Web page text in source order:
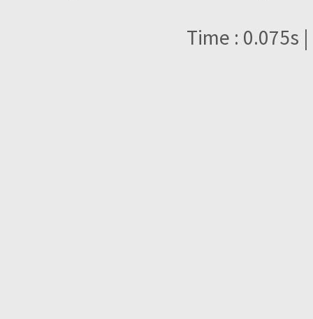
Time : 0.075s